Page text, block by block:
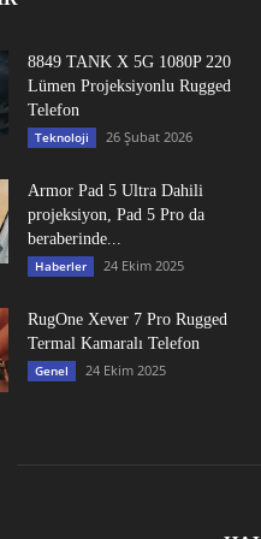
8849 TANK X 5G 1080P 220
Lümen Projeksiyonlu Rugged
Telefon
Teknoloji 26 Şubat 2026
Armor Pad 5 Ultra Dahili
projeksiyon, Pad 5 Pro da
beraberinde...
Haberler 24 Ekim 2025
RugOne Xever 7 Pro Rugged
Termal Kamaralı Telefon
Genel 24 Ekim 2025